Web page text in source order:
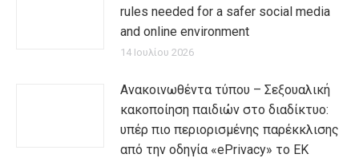
rules needed for a safer social media
and online environment
14 Ιουλίου 2026
Ανακοινωθέντα τύπου – Σεξουαλική
κακοποίηση παιδιών στο διαδίκτυο:
υπέρ πιο περιορισμένης παρέκκλισης
από την οδηγία «ePrivacy» το ΕΚ